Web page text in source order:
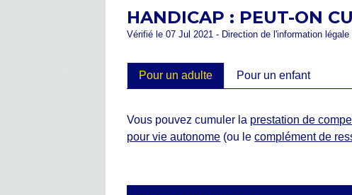
HANDICAP : PEUT-ON
Vérifié le 07 Jul 2021 - Direction de l'information
Pour un adulte Pour un enfant
Vous pouvez cumuler la prestation de
pour vie autonome (ou lecomplément de